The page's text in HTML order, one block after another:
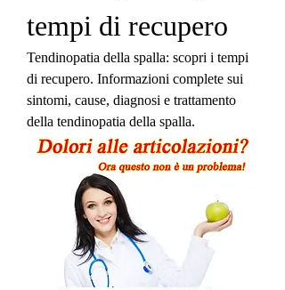
tempi di recupero
Tendinopatia della spalla: scopri i tempi
di recupero. Informazioni complete sui
sintomi, cause, diagnosi e trattamento
della tendinopatia della spalla.